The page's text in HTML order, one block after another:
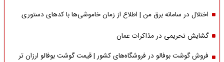
اختلال در سامانه برق من | اطلاع از زمان خاموشی‌ها با کدهای دستوری
گشایش تحریمی در مذاکرات عمان
فروش گوشت بوفالو در فروشگاه‌های کشور | قیمت گوشت بوفالو ارزان تر